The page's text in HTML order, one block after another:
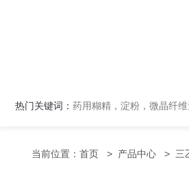
热门关键词： 药用糊精，淀粉，微晶纤维素，药用明胶、药用蔗糖、吐温80、丙二醇、冰醋酸、泊洛沙姆、乳膏
当前位置： 首页 > 产品中心 > 三